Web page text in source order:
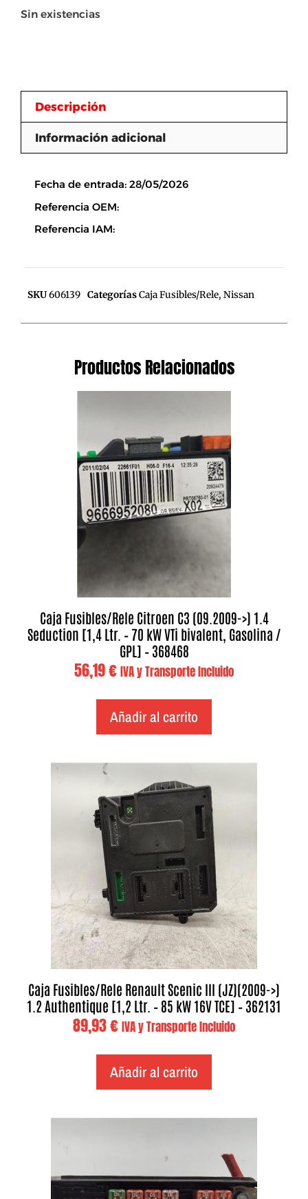
Sin existencias
Descripción
Información adicional
Fecha de entrada: 28/05/2026
Referencia OEM:
Referencia IAM:
SKU606139 CategoríasCaja Fusibles/Rele, Nissan
Productos Relacionados
Caja Fusibles/Rele Citroen C3 (09.2009->) 1.4
Seduction [1,4 Ltr. – 70 kW VTi bivalent, Gasolina /
GPL] – 368468
56,19€ IVA y Transporte Incluido
Añadir al carrito
Caja Fusibles/Rele Renault Scenic III (JZ)(2009->)
1.2 Authentique [1,2 Ltr. – 85 kW 16V TCE] – 362131
89,93€ IVA y Transporte Incluido
Añadir al carrito